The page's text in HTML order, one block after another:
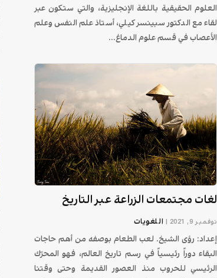
العلوم الحقيقية باللغة الإنجليزية، والتي ستكون عبر
لقاء مع الدكتور سبينسر كيلي، أستاذ علم النفس وعلم
الأعصاب في قسم علوم الدماغ...
لغات مجتمعات الزراعة عبر التاريخ
نوفمبر 9, 2021 | اللغويات
إعداد: رؤى الشيخ. لعب الطعام بوصفه من أهم حاجات
البقاء دوراً رئيسياً في رسم تاريخ العالم، فهو المحرّك
الرئيسي للحروب منذ العصور القديمة وحتى وقتنا